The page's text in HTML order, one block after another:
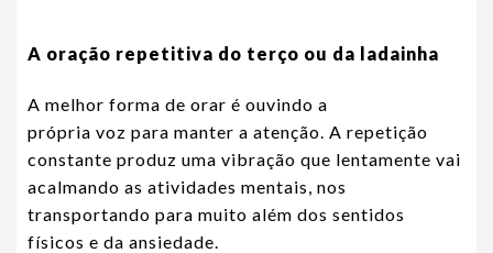
A oração repetitiva do terço ou da ladainha
A melhor forma de orar é ouvindo a
própria voz para manter a atenção. A repetição
constante produz uma vibração que lentamente vai
acalmando as atividades mentais, nos
transportando para muito além dos sentidos
físicos e da ansiedade.